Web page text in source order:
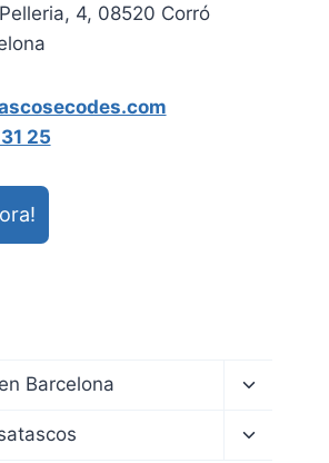
4, 08520 Corró
25
Barcelona
Alternar
hijo
Alternar